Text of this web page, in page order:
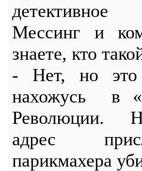
Мессинг и
знаете, кто
- Нет, но
нахожусь в
Революции.
адрес
парикмахера